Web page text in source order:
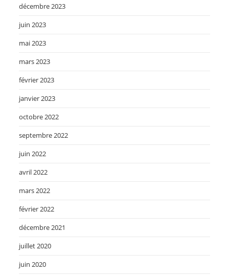
décembre 2023
juin 2023
mai 2023
mars 2023
février 2023
janvier 2023
octobre 2022
septembre 2022
juin 2022
avril 2022
mars 2022
février 2022
décembre 2021
juillet 2020
juin 2020